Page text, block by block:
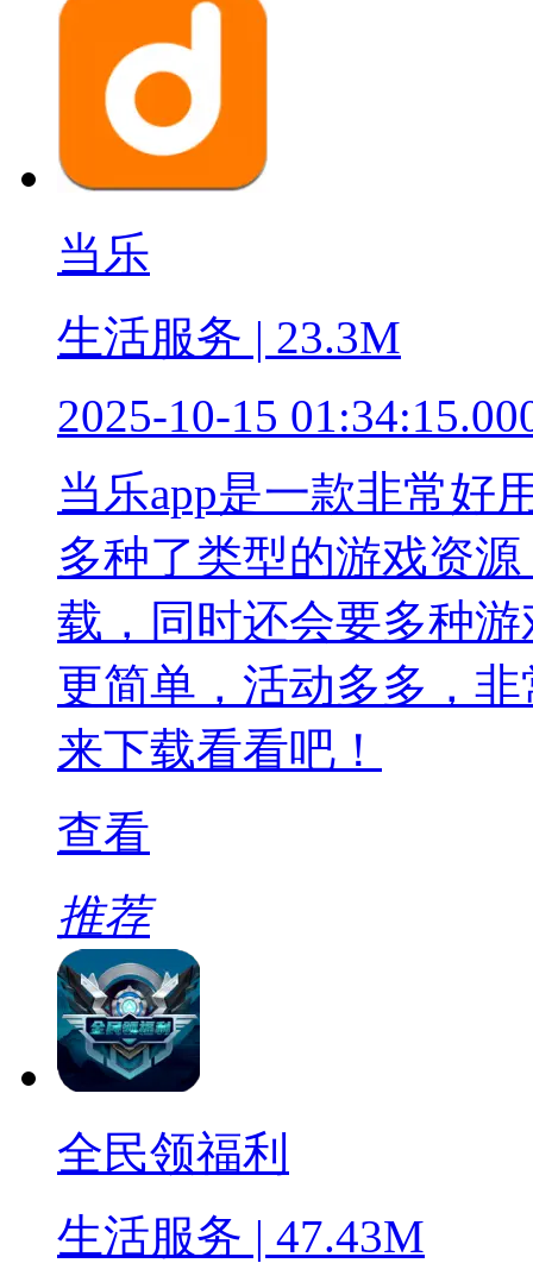
当乐
生活服务 | 23.3M
2025-10-15
当乐app是一款非常好
多种了类型的游戏资
载，同时还会要多种
更简单，活动多多，
来下载看看吧！
查看
推荐
全民领福利
生活服务 | 47.43M